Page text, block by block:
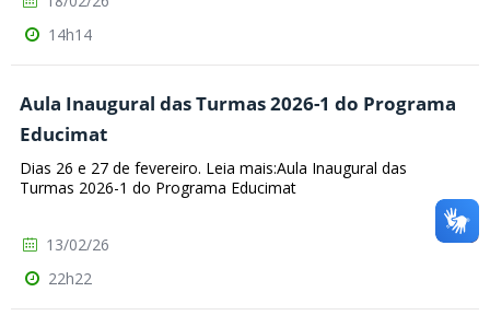
14h14
Aula Inaugural das Turmas 2026-1 do Programa
Educimat
Dias 26 e 27 de fevereiro. Leia mais:Aula Inaugural das
Turmas 2026-1 do Programa Educimat
13/02/26
22h22